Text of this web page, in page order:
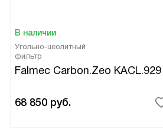
В наличии
Угольно-цеолитный
фильтр
Falmec Carbon.Zeo KACL.929
68 850 руб.